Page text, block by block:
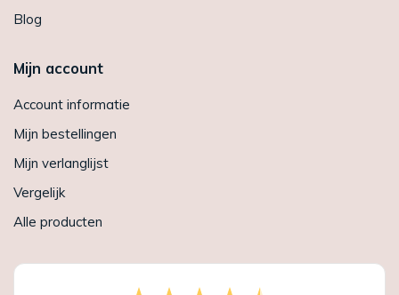
Blog
Mijn account
Account informatie
Mijn bestellingen
Mijn verlanglijst
Vergelijk
Alle producten